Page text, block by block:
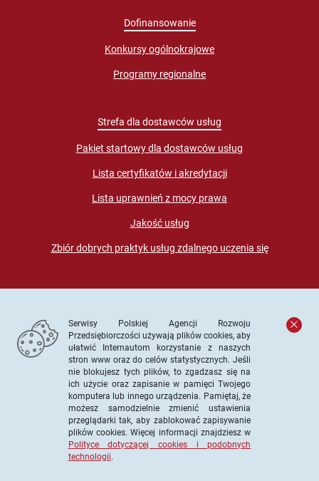
Dofinansowanie
Konkursy ogólnokrajowe
Programy regionalne
Strefa dla dostawców usług
Pakiet startowy dla dostawców usług
Lista certyfikatów i akredytacji
Lista uprawnień z mocy prawa
Jakość usług
Zbiór dobrych praktyk usług zdalnego uczenia się
© PARP. Wszelkie prawa zastrzeżone
Projekt współfinansowany ze środków Unii Europejskiej w
ramach Europejskiego Funduszu Społecznego
Serwisy Polskiej Agencji Rozwoju
Przedsiębiorczości używają plików cookies, aby
ułatwić Internautom korzystanie z naszych
stron www oraz do celów statystycznych. Jeśli
nie blokujesz tych plików, to zgadzasz się na
ich użycie oraz zapisanie w pamięci Twojego
komputera lub innego urządzenia. Pamiętaj, że
możesz samodzielnie zmienić ustawienia
przeglądarki tak, aby zablokować zapisywanie
plików cookies. Więcej informacji znajdziesz w
Polityce dotyczącej cookies i podobnych
technologii.